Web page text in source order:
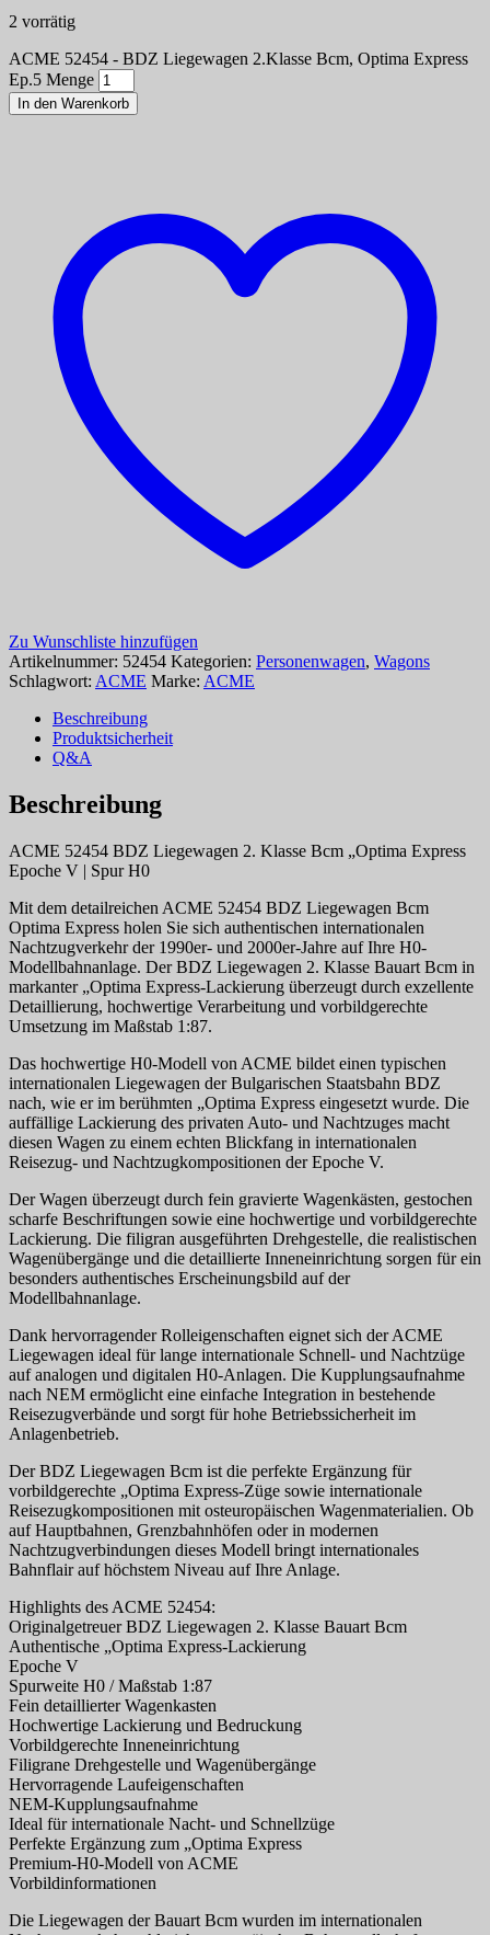
2 vorrätig
ACME 52454 - BDZ Liegewagen 2.Klasse Bcm, Optima Express
Ep.5 Menge
In den Warenkorb
Zu Wunschliste hinzufügen
Artikelnummer: 52454 Kategorien: Personenwagen, Wagons
Schlagwort: ACME Marke: ACME
Beschreibung
Produktsicherheit
Q&A
Beschreibung
ACME 52454 BDZ Liegewagen 2. Klasse Bcm „Optima Express
Epoche V | Spur H0
Mit dem detailreichen ACME 52454 BDZ Liegewagen Bcm
Optima Express holen Sie sich authentischen internationalen
Nachtzugverkehr der 1990er- und 2000er-Jahre auf Ihre H0-
Modellbahnanlage. Der BDZ Liegewagen 2. Klasse Bauart Bcm in
markanter „Optima Express-Lackierung überzeugt durch exzellente
Detaillierung, hochwertige Verarbeitung und vorbildgerechte
Umsetzung im Maßstab 1:87.
Das hochwertige H0-Modell von ACME bildet einen typischen
internationalen Liegewagen der Bulgarischen Staatsbahn BDZ
nach, wie er im berühmten „Optima Express eingesetzt wurde. Die
auffällige Lackierung des privaten Auto- und Nachtzuges macht
diesen Wagen zu einem echten Blickfang in internationalen
Reisezug- und Nachtzugkompositionen der Epoche V.
Der Wagen überzeugt durch fein gravierte Wagenkästen, gestochen
scharfe Beschriftungen sowie eine hochwertige und vorbildgerechte
Lackierung. Die filigran ausgeführten Drehgestelle, die realistischen
Wagenübergänge und die detaillierte Inneneinrichtung sorgen für ein
besonders authentisches Erscheinungsbild auf der
Modellbahnanlage.
Dank hervorragender Rolleigenschaften eignet sich der ACME
Liegewagen ideal für lange internationale Schnell- und Nachtzüge
auf analogen und digitalen H0-Anlagen. Die Kupplungsaufnahme
nach NEM ermöglicht eine einfache Integration in bestehende
Reisezugverbände und sorgt für hohe Betriebssicherheit im
Anlagenbetrieb.
Der BDZ Liegewagen Bcm ist die perfekte Ergänzung für
vorbildgerechte „Optima Express-Züge sowie internationale
Reisezugkompositionen mit osteuropäischen Wagenmaterialien. Ob
auf Hauptbahnen, Grenzbahnhöfen oder in modernen
Nachtzugverbindungen dieses Modell bringt internationales
Bahnflair auf höchstem Niveau auf Ihre Anlage.
Highlights des ACME 52454:
Originalgetreuer BDZ Liegewagen 2. Klasse Bauart Bcm
Authentische „Optima Express-Lackierung
Epoche V
Spurweite H0 / Maßstab 1:87
Fein detaillierter Wagenkasten
Hochwertige Lackierung und Bedruckung
Vorbildgerechte Inneneinrichtung
Filigrane Drehgestelle und Wagenübergänge
Hervorragende Laufeigenschaften
NEM-Kupplungsaufnahme
Ideal für internationale Nacht- und Schnellzüge
Perfekte Ergänzung zum „Optima Express
Premium-H0-Modell von ACME
Vorbildinformationen
Die Liegewagen der Bauart Bcm wurden im internationalen